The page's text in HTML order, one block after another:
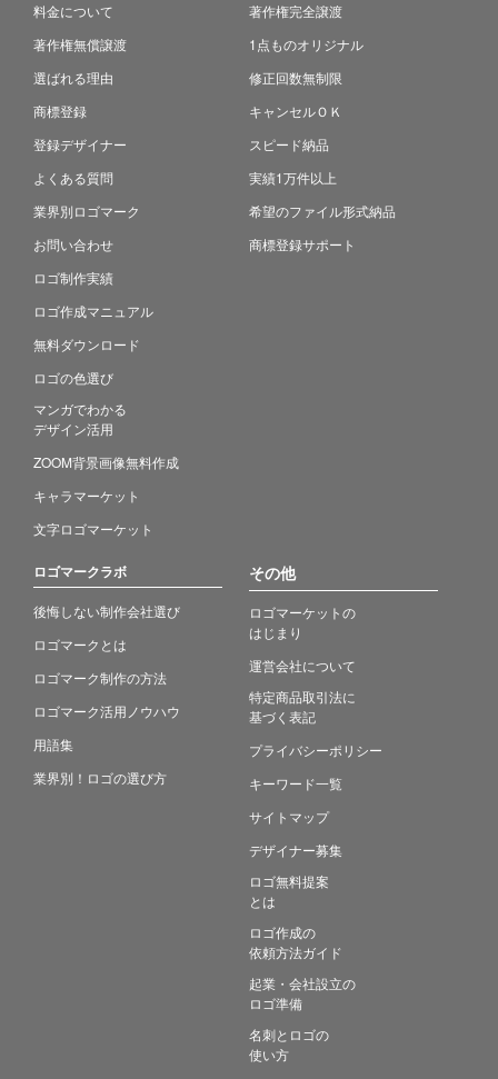
料金について
著作権無償譲渡
選ばれる理由
商標登録
登録デザイナー
よくある質問
業界別ロゴマーク
お問い合わせ
ロゴ制作実績
ロゴ作成マニュアル
無料ダウンロード
ロゴの色選び
マンガでわかる
デザイン活用
ZOOM背景画像無料作成
キャラマーケット
文字ロゴマーケット
著作権完全譲渡
1点ものオリジナル
修正回数無制限
キャンセルＯＫ
スピード納品
実績1万件以上
希望のファイル形式納品
商標登録サポート
ロゴマークラボ
後悔しない制作会社選び
ロゴマークとは
ロゴマーク制作の方法
ロゴマーク活用ノウハウ
用語集
業界別！ロゴの選び方
その他
ロゴマーケットの
はじまり
運営会社について
特定商品取引法に
基づく表記
プライバシーポリシー
キーワード一覧
サイトマップ
デザイナー募集
ロゴ無料提案
とは
ロゴ作成の
依頼方法ガイド
起業・会社設立の
ロゴ準備
名刺とロゴの
使い方